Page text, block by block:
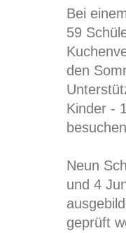
Bei
59
den
Kinder -
Neun
und 4
geprüft